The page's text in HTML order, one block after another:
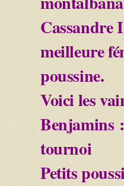
Cassandre
meilleure
poussine.
Voici les
Benjamins
tournoi
Petits